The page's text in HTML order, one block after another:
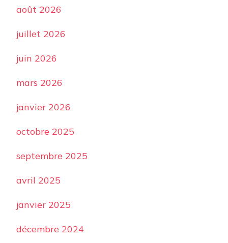
août 2026
juillet 2026
juin 2026
mars 2026
janvier 2026
octobre 2025
septembre 2025
avril 2025
janvier 2025
décembre 2024